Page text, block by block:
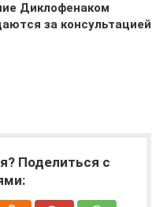
Диклофенаком
за консультацией
Поделиться с